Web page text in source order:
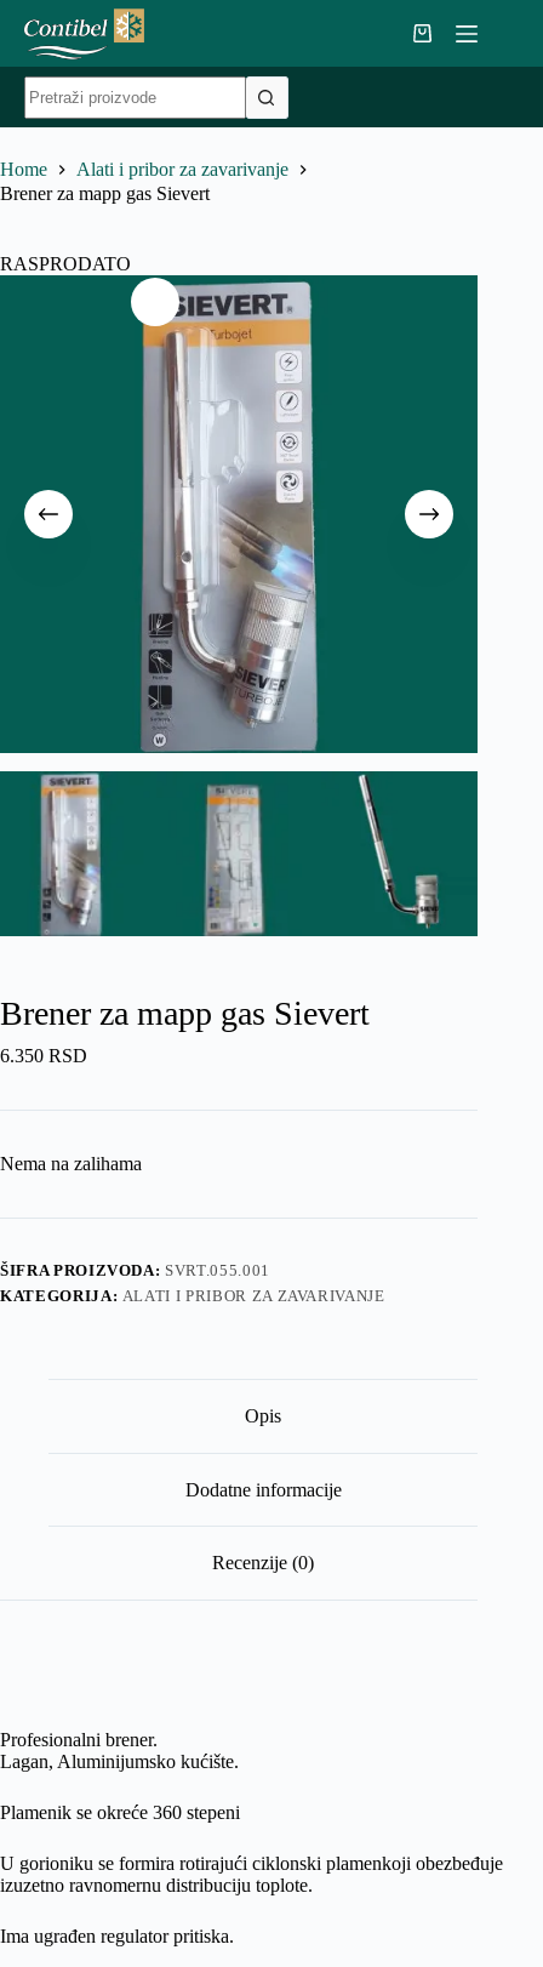
content
Shopping
cart
results
Home
Alati i pribor za zavarivanje
Brener za mapp gas Sievert
RASPRODATO
Brener za mapp gas Sievert
6.350 RSD
Nema na zalihama
ŠIFRA PROIZVODA: SVRT.055.001
KATEGORIJA: ALATI I PRIBOR ZA ZAVARIVANJE
Opis
Dodatne informacije
Recenzije (0)
Profesionalni brener.
Lagan, Aluminijumsko kućište.
Plamenik se okreće 360 stepeni
U gorioniku se formira rotirajući ciklonski plamenkoji obezbeđuje
izuzetno ravnomernu distribuciju toplote.
Ima ugrađen regulator pritiska.